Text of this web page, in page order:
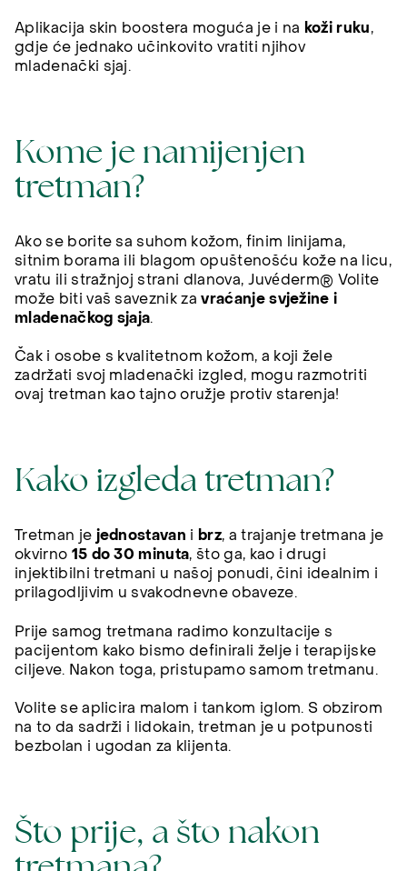
Aplikacija skin boostera moguća je i na koži ruku,
gdje će jednako učinkovito vratiti njihov
mladenački sjaj.
Kome je namijenjen
tretman?
Ako se borite sa suhom kožom, finim linijama,
sitnim borama ili blagom opuštenošću kože na licu,
vratu ili stražnjoj strani dlanova, Juvéderm® Volite
može biti vaš saveznik zavraćanje svježine i
mladenačkog sjaja.
Čak i osobe s kvalitetnom kožom, a koji žele
zadržati svoj mladenački izgled, mogu razmotriti
ovaj tretman kao tajno oružje protiv starenja!
Kako izgleda tretman?
Tretman je jednostavan ibrz, a trajanje tretmana je
okvirno 15 do 30 minuta, što ga, kao i drugi
injektibilni tretmani u našoj ponudi, čini idealnim i
prilagodljivim u svakodnevne obaveze.
Prije samog tretmana radimo konzultacije s
pacijentom kako bismo definirali želje i terapijske
ciljeve. Nakon toga, pristupamo samom tretmanu.
Volite se aplicira malom i tankom iglom. S obzirom
na to da sadrži i lidokain, tretman je u potpunosti
bezbolan i ugodan za klijenta.
Što prije, a što nakon